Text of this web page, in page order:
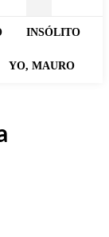
INSÓLITO
YO, MAURO